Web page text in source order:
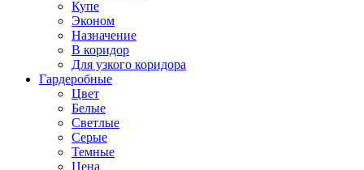
Купе
Эконом
Назначение
В коридор
Для узкого коридора
Гардеробные
Цвет
Белые
Светлые
Серые
Темные
Цена